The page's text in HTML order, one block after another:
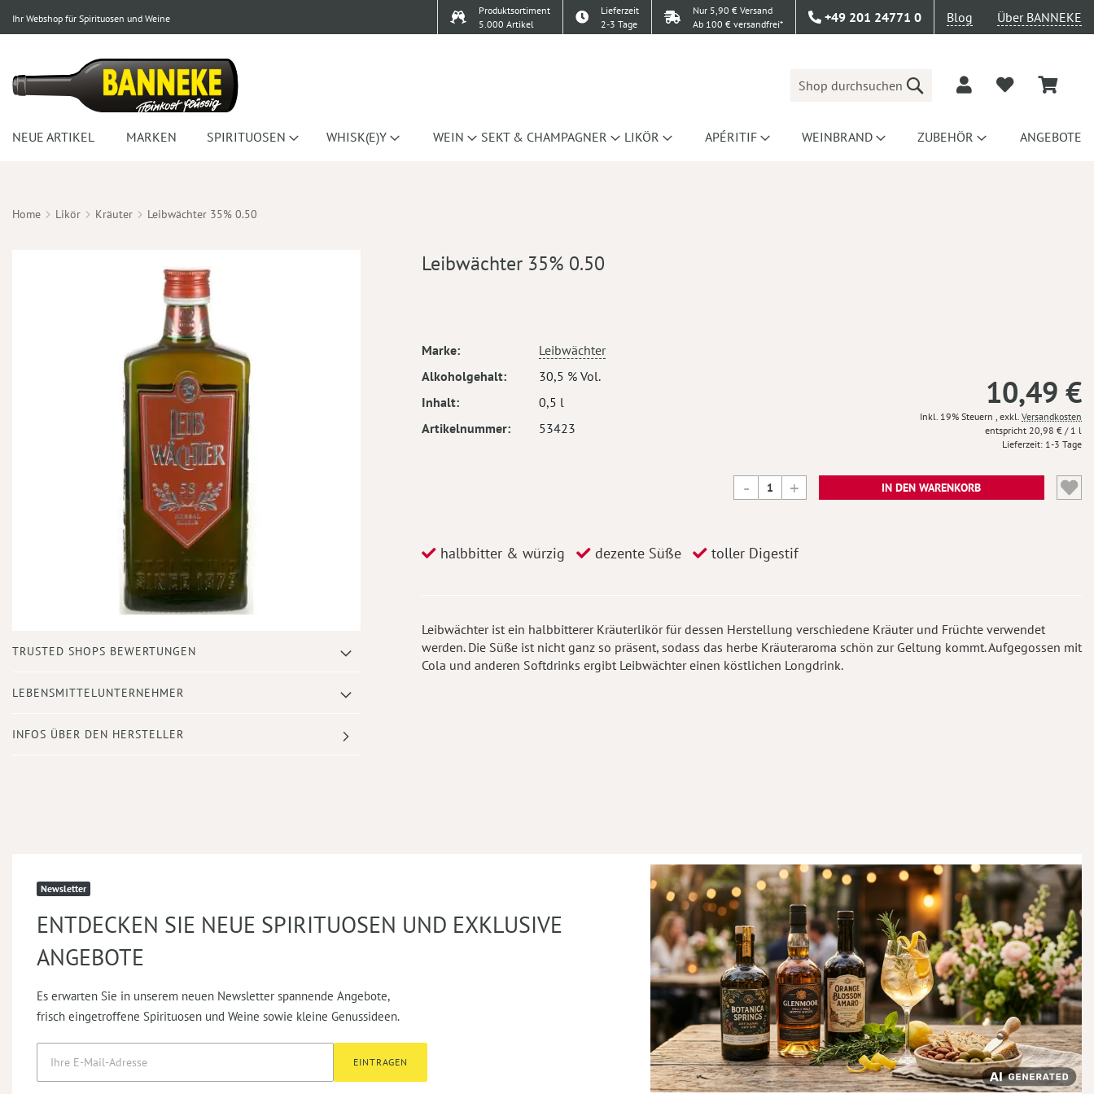
Ihr Webshop für Spirituosen und Weine
Produktsortiment
5.000 Artikel
Lieferzeit
2-3 Tage
Nur 5,90 € Versand
Ab 100 € versandfrei*
+49 201 24771 0 Blog Über BANNEKE
Suche
NEUE ARTIKEL MARKEN SPIRITUOSEN WHISK(E)Y WEIN SEKT & CHAMPAGNER LIKÖR APÉRITIF WEINBRAND ZUBEHÖR ANGEBOTE
Home Likör Kräuter Leibwächter 35% 0.50
Anfang
Bildergalerie
TRUSTED SHOPS BEWERTUNGEN
LEBENSMITTELUNTERNEHMER
INFOS ÜBER DEN HERSTELLER
Leibwächter 35% 0.50
Mehr
Marke
Leibwächter
Alkoholgehalt
30,5 % Vol.
Inhalt
0,5 l
Artikelnummer
53423
10,49 €
Inkl. 19% Steuern , exkl. Versandkosten
20,98 € / 1 l
Lieferzeit 1-3 Tage
IN DEN WARENKORB
halbbitter & würzig dezente Süße toller Digestif
Leibwächter ist ein halbbitterer Kräuterlikör für dessen Herstellung verschiedene Kräuter und Früchte verwendet
werden. Die Süße ist nicht ganz so präsent, sodass das herbe Kräuteraroma schön zur Geltung kommt. Aufgegossen mit
Cola und anderen Softdrinks ergibt Leibwächter einen köstlichen Longdrink.
Newsletter
ENTDECKEN SIE NEUE SPIRITUOSEN UND EXKLUSIVE
ANGEBOTE
Es erwarten Sie in unserem neuen Newsletter spannende Angebote,
frisch eingetroffene Spirituosen und Weine sowie kleine Genussideen.
EINTRAGEN